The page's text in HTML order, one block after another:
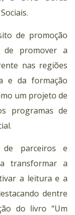
de promoção
de promover a
nas regiões
e da formação
um projeto de
programas de
parceiros e
transformar a
a leitura e a
dentre
do livro “Um